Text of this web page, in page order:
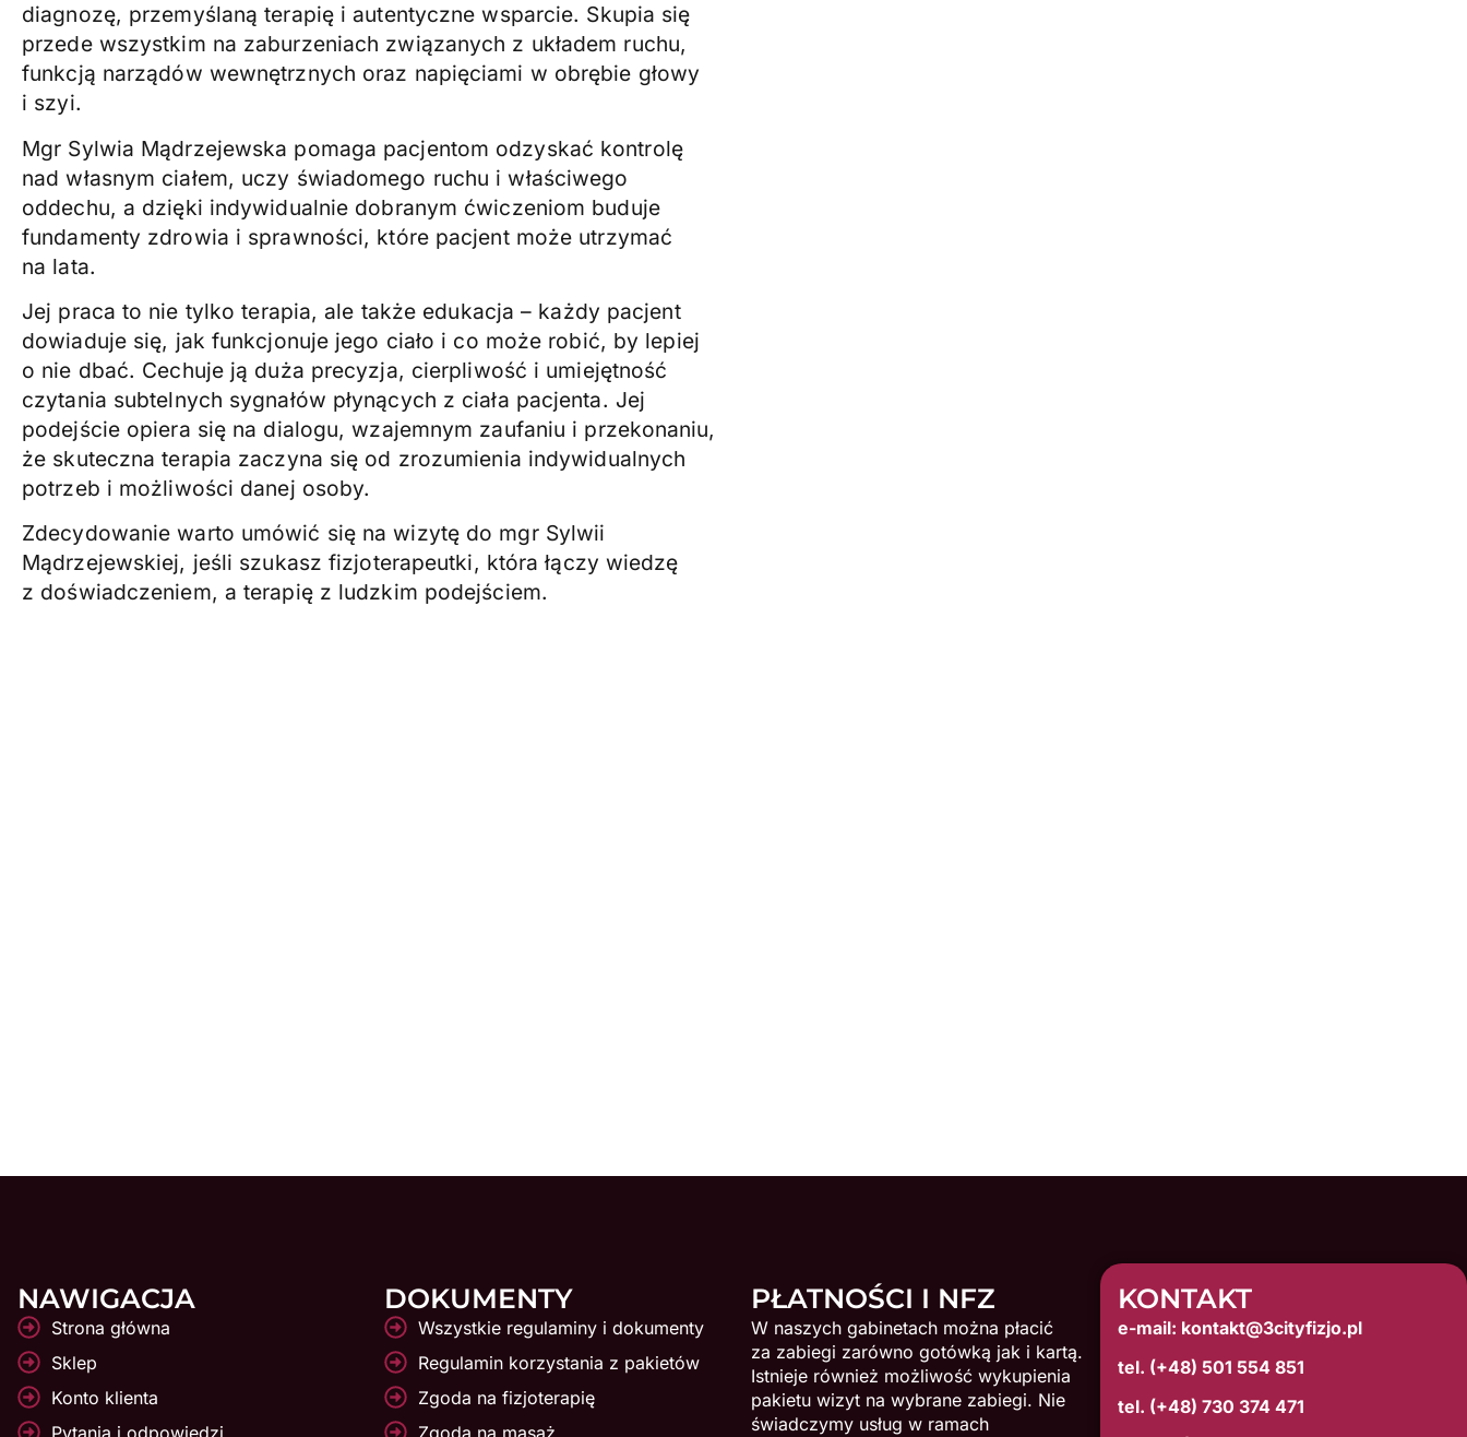
diagnozę, przemyślaną terapię i autentyczne wsparcie. Skupia się
przede wszystkim na zaburzeniach związanych z układem ruchu,
funkcją narządów wewnętrznych oraz napięciami w obrębie głowy
i szyi.
Mgr Sylwia Mądrzejewska pomaga pacjentom odzyskać kontrolę
nad własnym ciałem, uczy świadomego ruchu i właściwego
oddechu, a dzięki indywidualnie dobranym ćwiczeniom buduje
fundamenty zdrowia i sprawności, które pacjent może utrzymać
na lata.
Jej praca to nie tylko terapia, ale także edukacja – każdy pacjent
dowiaduje się, jak funkcjonuje jego ciało i co może robić, by lepiej
o nie dbać. Cechuje ją duża precyzja, cierpliwość i umiejętność
czytania subtelnych sygnałów płynących z ciała pacjenta. Jej
podejście opiera się na dialogu, wzajemnym zaufaniu i przekonaniu,
że skuteczna terapia zaczyna się od zrozumienia indywidualnych
potrzeb i możliwości danej osoby.
Zdecydowanie warto umówić się na wizytę do mgr Sylwii
Mądrzejewskiej, jeśli szukasz fizjoterapeutki, która łączy wiedzę
z doświadczeniem, a terapię z ludzkim podejściem.
NAWIGACJA
Strona główna
Sklep
Konto klienta
Pytania i odpowiedzi
DOKUMENTY
Wszystkie regulaminy i dokumenty
Regulamin korzystania z pakietów
Zgoda na fizjoterapię
Zgoda na masaż
PŁATNOŚCI I NFZ
W naszych gabinetach można płacić
za zabiegi zarówno gotówką jak i kartą.
Istnieje również możliwość wykupienia
pakietu wizyt na wybrane zabiegi. Nie
świadczymy usług w ramach
KONTAKT
e-mail: kontakt@3cityfizjo.pl
tel. (+48) 501 554 851
tel. (+48) 730 374 471